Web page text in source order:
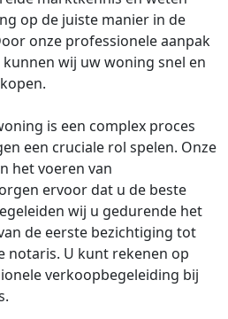
op de juiste manier in de
onze professionele aanpak
wij uw woning snel en
is een complex proces
een cruciale rol spelen. Onze
het voeren van
ervoor dat u de beste
wij u gedurende het
de eerste bezichtiging tot
notaris. U kunt rekenen op
verkoopbegeleiding bij